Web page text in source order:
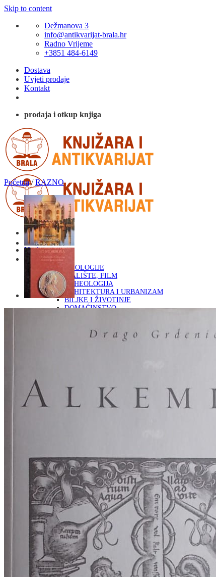
Skip to content
Dežmanova 3
info@antikvarijat-brala.hr
Radno Vrijeme
+3851 484-6149
Dostava
Uvjeti prodaje
Kontakt
prodaja i otkup knjiga
Naslovna
KNJIGE
OD ARHEOLOGIJE
DO KAZALIŠTE, FILM
ARHEOLOGIJA
ARHITEKTURA I URBANIZAM
BILJKE I ŽIVOTINJE
DOMAĆINSTVO
FILOZOFIJA, SOCIOLOGIJA, ANTROPOLOGIJA
LIKOVNA UMJETNOST
LJEKOVITO BILJE I ZDRAVLJE
MITOLOGIJA
OD RJEČNIKA
DO ZEMLJOVIDA
RJEČNICI, GRAMATIKE, PRAVOPISI…
ŠAH
SPORT
STRIPOVI
TEHNIČKE ZNANOSTI
TEORIJA I POVIJEST KNJIŽEVNOSTI
VEDUTE
ZAGREB
ZEMLJOVIDI
Otkup knjiga
O nama
Novosti
Početna / RAZNO